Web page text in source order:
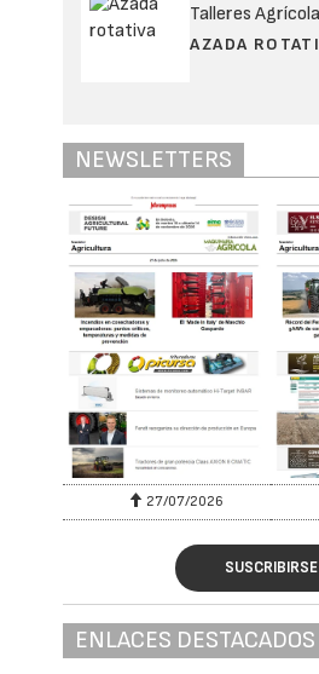
Talleres
AZADA
NEWSLETTERS
27/07/2026
SUSCRIBIRSE
ENLACES DESTACADOS